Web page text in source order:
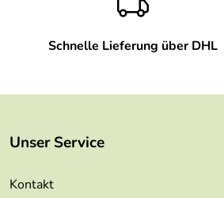
Schnelle Lieferung über DHL
Unser Service
Kontakt